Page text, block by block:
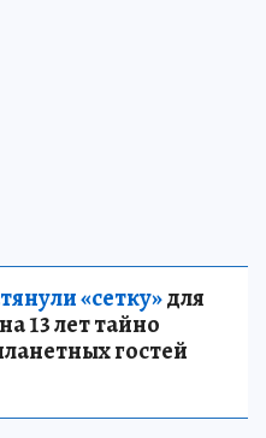
«сетку»для
13 лет тайно
гостей